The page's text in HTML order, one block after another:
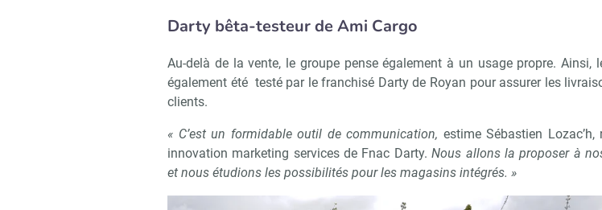
Darty bêta-testeur de Ami Cargo
Au-delà de la vente, le groupe pense également à un usage propre. Ainsi,
également été testé par le franchisé Darty de Royan pour assurer les
clients.
« C’est un formidable outil de communication, estime Sébastien Lozac’h,
innovation marketing services de Fnac Darty.Nous allons la proposer à
et nous étudions les possibilités pour les magasins intégrés. »